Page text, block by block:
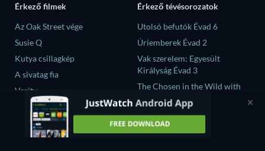
Érkező filmek
Az Oak Street vége
Susie Q
Kutya csillagkép
A sivatag fia
Verity
Érkező tévésorozatok
Utolsó befutók Évad 6
Úriemberek Évad 2
Vak szerelem: Egyesült
Királyság Évad 3
The Chosen in the Wild with
Bear Grylls Évad 1
大空港～GATE24～ Évad 1